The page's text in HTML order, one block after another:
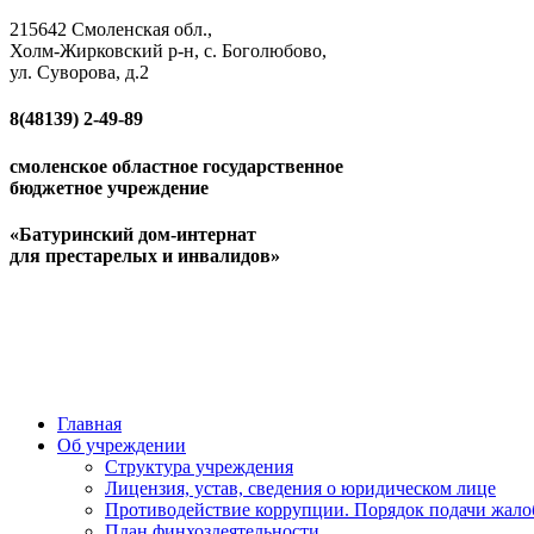
215642 Смоленская обл.,
Холм-Жирковский р-н, с. Боголюбово,
ул. Суворова, д.2
8(48139) 2-49-89
смоленское областное государственное
бюджетное учреждение
«Батуринский дом-интернат
для престарелых и инвалидов»
Главная
Об учреждении
Структура учреждения
Лицензия, устав, сведения о юридическом лице
Противодействие коррупции. Порядок подачи